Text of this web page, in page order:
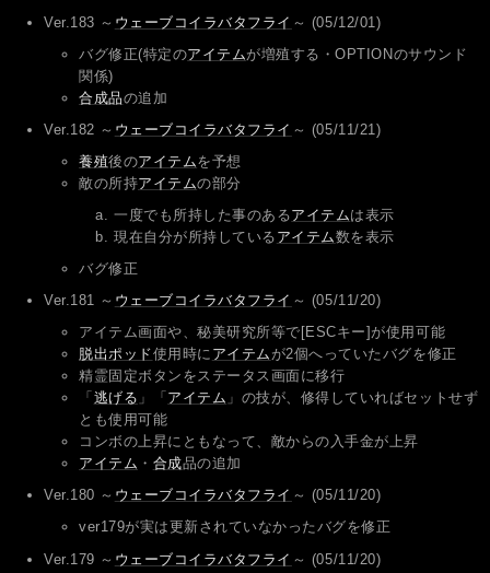
Ver.183 ～ ウェーブコイラバタフライ ～ (05/12/01)
バグ修正(特定のアイテムが増殖する・OPTIONのサウンド
関係)
合成品の追加
Ver.182 ～ ウェーブコイラバタフライ ～ (05/11/21)
養殖後のアイテムを予想
敵の所持アイテムの部分
一度でも所持した事のあるアイテムは表示
現在自分が所持している アイテム数を表示
バグ修正
Ver.181 ～ ウェーブコイラバタフライ ～ (05/11/20)
アイテム画面や、秘美研究所等で[ESCキー]が使用可能
脱出ポッド使用時に アイテム が2個へっていたバグを修正
精霊固定ボタンをステータス画面に移行
「 逃げる 」「 アイテム 」の技が、修得していればセットせず
とも使用可能
コンボの上昇にともなって、敵からの入手金が上昇
アイテム ・ 合成品の追加
Ver.180 ～ ウェーブコイラバタフライ ～ (05/11/20)
ver179が実は更新されていなかったバグを修正
Ver.179 ～ ウェーブコイラバタフライ ～ (05/11/20)